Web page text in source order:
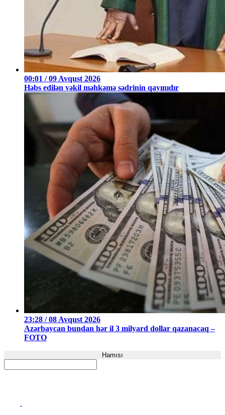
00:01 / 09 Avqust 2026
Həbs edilən vəkil məhkəmə sədrinin qayınıdır
23:28 / 08 Avqust 2026
Azərbaycan bundan hər il 3 milyard dollar qazanacaq –
FOTO
Hamısı